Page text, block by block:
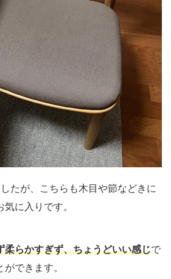
たが、こちらも木目や節などきに
に入りです。
柔らかすぎず、ちょうどいい感じで
できます。